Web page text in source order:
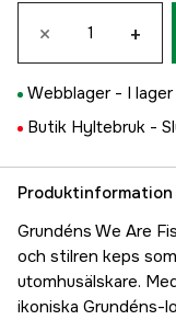
× +
Webblager - I lager
Butik Hyltebruk -
Produktinformation
Grundéns We Are
och stilren keps
utomhusälskare.
ikoniska Grundéns-